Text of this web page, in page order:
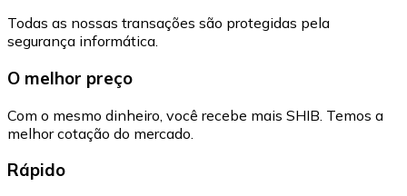
Todas as nossas transações são protegidas pela
segurança informática.
O melhor preço
Com o mesmo dinheiro, você recebe mais SHIB. Temos a
melhor cotação do mercado.
Rápido